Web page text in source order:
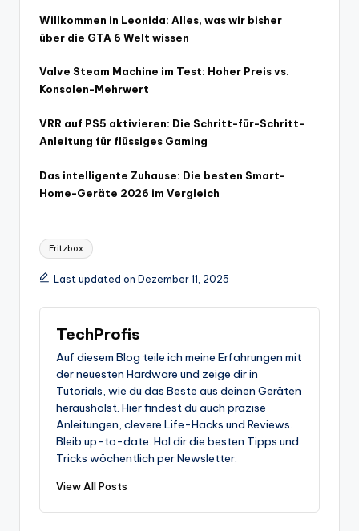
Willkommen in Leonida: Alles, was wir bisher
über die GTA 6 Welt wissen
Valve Steam Machine im Test: Hoher Preis vs.
Konsolen-Mehrwert
VRR auf PS5 aktivieren: Die Schritt-für-Schritt-
Anleitung für flüssiges Gaming
Das intelligente Zuhause: Die besten Smart-
Home-Geräte 2026 im Vergleich
Tags:
Fritzbox
Last updated on Dezember 11, 2025
TechProfis
Auf diesem Blog teile ich meine Erfahrungen mit
der neuesten Hardware und zeige dir in
Tutorials, wie du das Beste aus deinen Geräten
herausholst. Hier findest du auch präzise
Anleitungen, clevere Life-Hacks und Reviews.
Bleib up-to-date: Hol dir die besten Tipps und
Tricks wöchentlich per Newsletter.
View All Posts